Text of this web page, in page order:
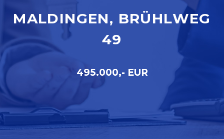
MALDINGEN, BRÜHLWEG
49
495.000,- EUR